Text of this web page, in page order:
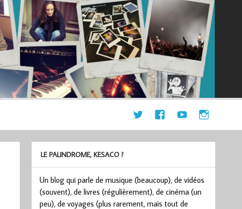
LE PALINDROME, KESACO ?
Un blog qui parle de musique (beaucoup), de vidéos
(souvent), de livres (régulièrement), de cinéma (un
peu), de voyages (plus rarement, mais tout de